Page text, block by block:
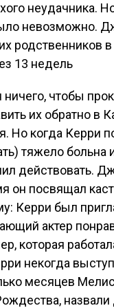
неудачника.
невозможно.
родственников
13 недель
чтобы
их обратно в
Но когда Керри
тяжело больна
действовать.
он посвящал
Керри был
актер
которая
некогда
месяцев